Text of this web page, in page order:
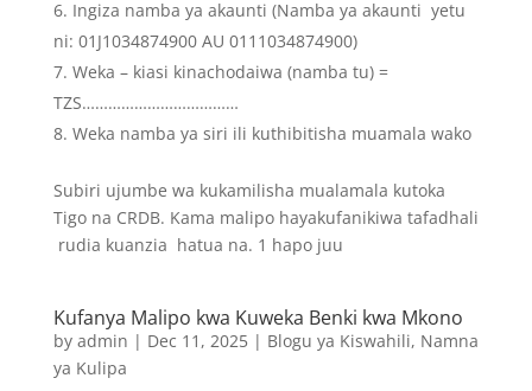
Ingiza namba ya akaunti (Namba ya akaunti yetu
ni: 01J1034874900 AU 0111034874900)
Weka – kiasi kinachodaiwa (namba tu) =
TZS………………………………
Weka namba ya siri ili kuthibitisha muamala wako
Subiri ujumbe wa kukamilisha mualamala kutoka
Tigo na CRDB. Kama malipo hayakufanikiwa tafadhali
rudia kuanzia hatua na. 1 hapo juu
Kufanya Malipo kwa Kuweka Benki kwa Mkono
by admin | Dec 11, 2025| Blogu ya Kiswahili, Namna
ya Kulipa